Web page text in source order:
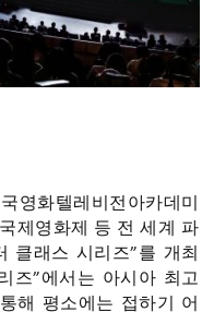
화텔레비전아카데미
제영화제 등 전 세계 파
클래스 시리즈”를 개최
즈”에서는 아시아 최고
해 평소에는 접하기 어